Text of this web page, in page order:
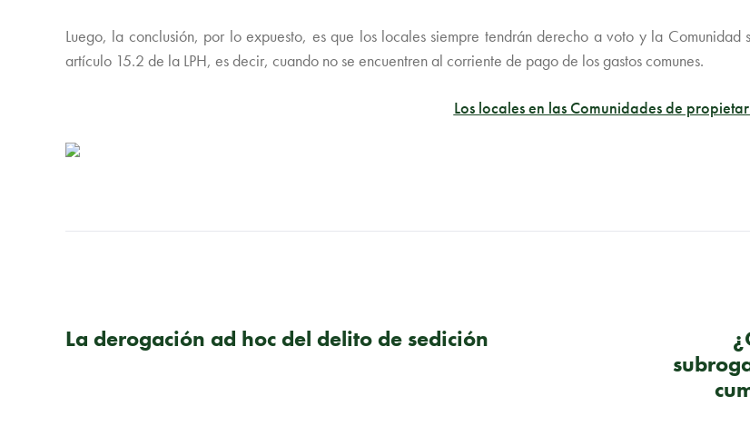
Luego, la conclusión, por lo expuesto, es que los locales siempre tendrán derecho a voto y la
artículo 15.2 de la LPH, es decir, cuando no se encuentren al corriente de pago de los gastos comunes.
Los locales en las Comunidades de
La derogación ad hoc del delito de sedición